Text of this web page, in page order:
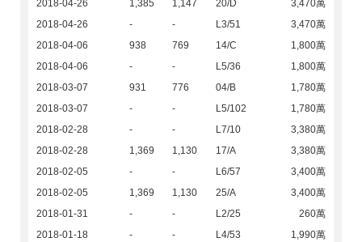
2018-04-26
1,385 1,147 20/D
3,470萬
2018-04-26
- - L3/51
3,470萬
2018-04-06
938 769 14/C
1,800萬
2018-04-06
- - L5/36
1,800萬
2018-03-07
931 776 04/B
1,780萬
2018-03-07
- - L5/102
1,780萬
2018-02-28
- - L7/10
3,380萬
2018-02-28
1,369 1,130 17/A
3,380萬
2018-02-05
- - L6/57
3,400萬
2018-02-05
1,369 1,130 25/A
3,400萬
2018-01-31
- - L2/25
260萬
2018-01-18
- - L4/53
1,990萬